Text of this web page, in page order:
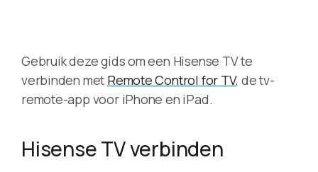
Gebruik deze gids om een Hisense TV te
verbinden met Remote Control for TV, de tv-
remote-app voor iPhone en iPad.
Hisense TV verbinden